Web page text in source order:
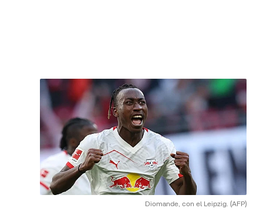
Diomande, con el Leipzig. (AFP)